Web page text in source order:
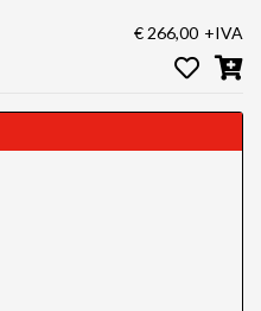
€ 266,00 +IVA